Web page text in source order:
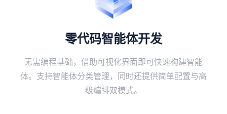
零代码智能体开发
无需编程基础，借助可视化界面即可快速构建智能
体。支持智能体分类管理，同时还提供简单配置与高
级编排双模式。